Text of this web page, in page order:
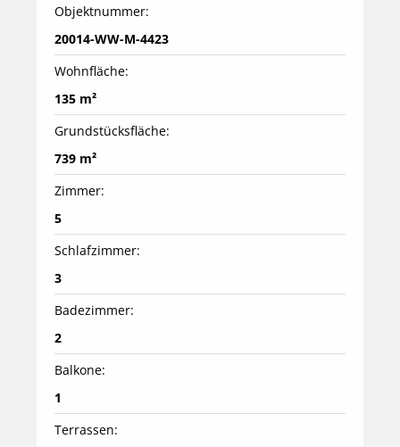
Objektnummer:
20014-WW-M-4423
Wohnfläche:
135 m²
Grundstücksfläche:
739 m²
Zimmer:
5
Schlafzimmer:
3
Badezimmer:
2
Balkone:
1
Terrassen: